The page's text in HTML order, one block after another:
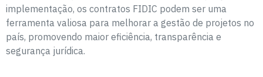
implementação, os contratos FIDIC podem ser uma
ferramenta valiosa para melhorar a gestão de projetos no
país, promovendo maior eficiência, transparência e
segurança jurídica.